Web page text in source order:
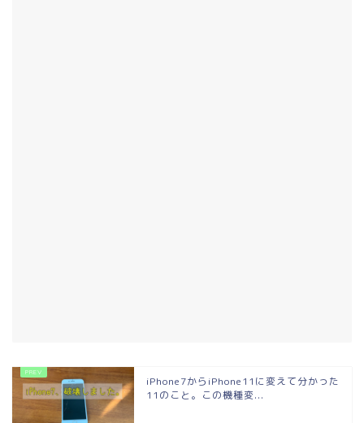
iPhone7からiPhone11に変えて分かった
11のこと。この機種変...